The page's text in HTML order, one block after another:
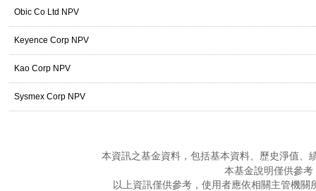
Obic Co Ltd NPV
Keyence Corp NPV
Kao Corp NPV
Sysmex Corp NPV
本資訊之基金資料，包括基本資料、歷史淨值、
本基金說明僅供參
以上資訊僅供參考，使用者應依相關主管機